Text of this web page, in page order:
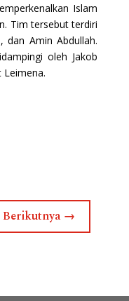
Islam
Tim tersebut terdiri
dan Amin Abdullah.
oleh Jakob
Berikutnya →